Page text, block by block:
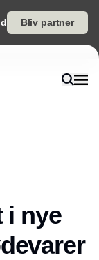
Bliv partner
i nye